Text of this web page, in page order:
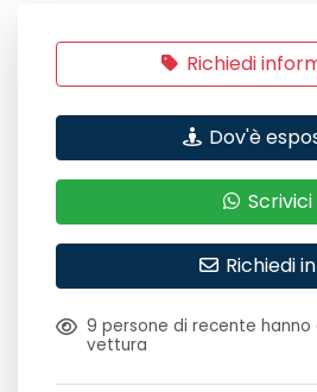
Richiedi
Dov'è
Scrivici
Richiedi
9 persone di recente
vettura